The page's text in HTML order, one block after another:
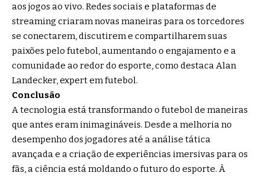
aos jogos ao vivo. Redes sociais e plataformas de
streaming criaram novas maneiras para os torcedores
se conectarem, discutirem e compartilharem suas
paixões pelo futebol, aumentando o engajamento e a
comunidade ao redor do esporte, como destaca Alan
Landecker, expert em futebol.
Conclusão
A tecnologia está transformando o futebol de maneiras
que antes eram inimagináveis. Desde a melhoria no
desempenho dos jogadores até a análise tática
avançada e a criação de experiências imersivas para os
fãs, a ciência está moldando o futuro do esporte. À